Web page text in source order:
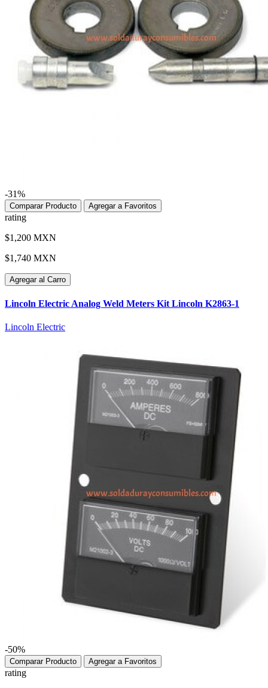
-31%
Comparar Producto Agregar a Favoritos
rating
$1,200 MXN
$1,740 MXN
Agregar al Carro
Lincoln Electric Analog Weld Meters Kit Lincoln K2863-1
Lincoln Electric
-50%
Comparar Producto Agregar a Favoritos
rating